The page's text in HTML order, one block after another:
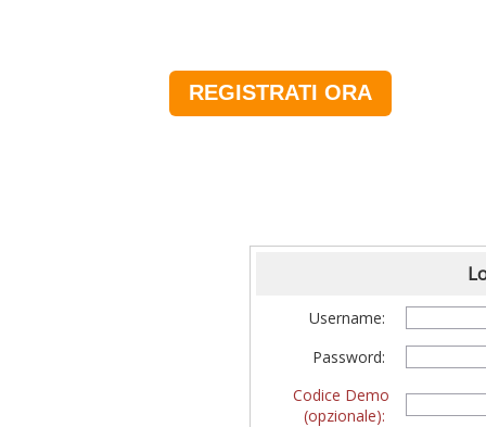
REGISTRATI ORA
Username:
Password:
Codice Demo
(opzionale):